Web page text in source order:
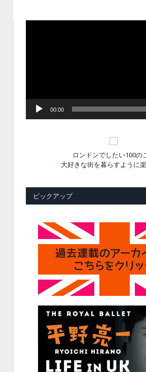
00:00
ロンドンでしたい100の
大好きな街を暮らすように
ピックアップ